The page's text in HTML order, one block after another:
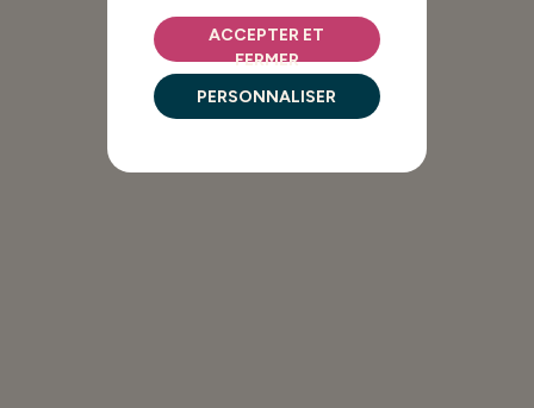
ACCEPTER ET
FERMER
PERSONNALISER